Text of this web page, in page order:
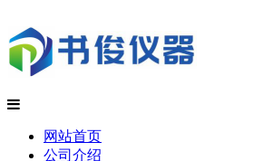
网站首页
公司介绍